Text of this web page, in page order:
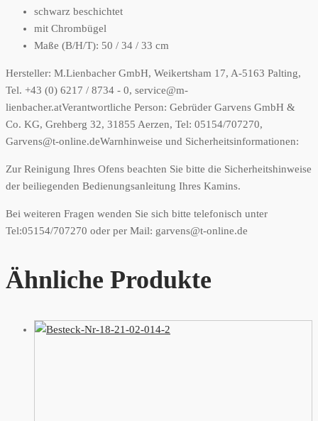
schwarz beschichtet
mit Chrombügel
Maße (B/H/T): 50 / 34 / 33 cm
Hersteller: M.Lienbacher GmbH, Weikertsham 17, A-5163 Palting,
Tel. +43 (0) 6217 / 8734 - 0, service@m-
lienbacher.atVerantwortliche Person: Gebrüder Garvens GmbH &
Co. KG, Grehberg 32, 31855 Aerzen, Tel: 05154/707270,
Garvens@t-online.deWarnhinweise und Sicherheitsinformationen:
Zur Reinigung Ihres Ofens beachten Sie bitte die Sicherheitshinweise
der beiliegenden Bedienungsanleitung Ihres Kamins.
Bei weiteren Fragen wenden Sie sich bitte telefonisch unter
Tel:05154/707270 oder per Mail: garvens@t-online.de
Ähnliche Produkte